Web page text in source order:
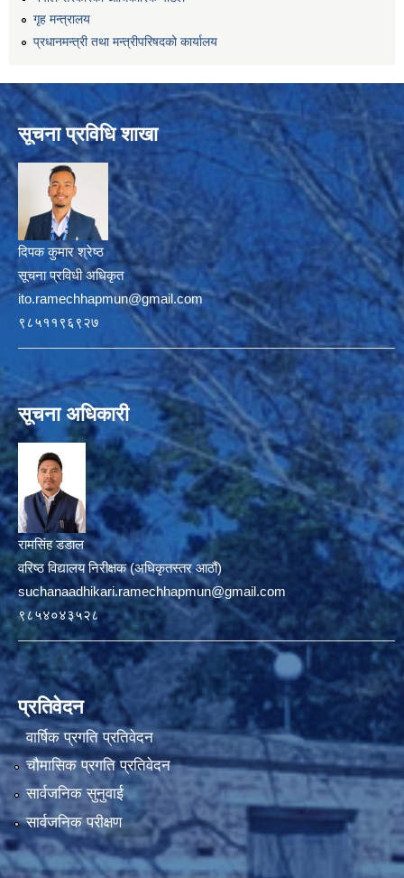
गृह मन्त्रालय
प्रधानमन्त्री तथा मन्त्रीपरिषदको कार्यालय
सूचना प्रविधि शाखा
दिपक कुमार श्रेष्ठ
सूचना प्रविधी अधिकृत
ito.ramechhapmun@gmail.com
९८५११९६९२७
सूचना अधिकारी
रामसिंह डडाल
वरिष्ठ विद्यालय निरीक्षक (अधिकृतस्तर आठौं)
suchanaadhikari.ramechhapmun@gmail.com
९८५४०४३५२८
प्रतिवेदन
वार्षिक प्रगति प्रतिवेदन
चौमासिक प्रगति प्रतिवेदन
सार्वजनिक सुनुवाई
सार्वजनिक परीक्षण